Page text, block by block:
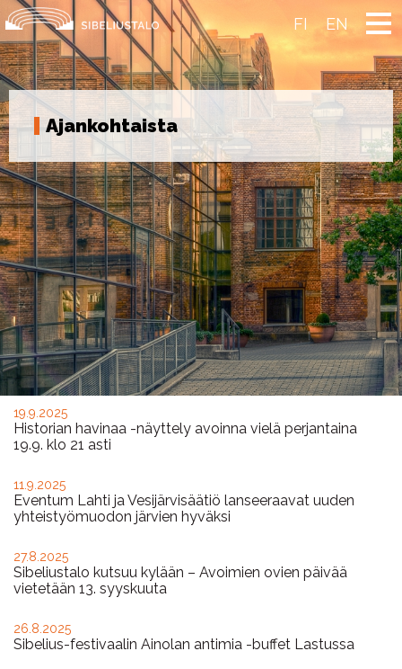
Skip
to
content
FI EN
Ajankohtaista
Ajankohtaista
19.9.2025
Historian havinaa -näyttely avoinna vielä perjantaina
19.9. klo 21 asti
11.9.2025
Eventum Lahti ja Vesijärvisäätiö lanseeraavat uuden
yhteistyömuodon järvien hyväksi
27.8.2025
Sibeliustalo kutsuu kylään – Avoimien ovien päivää
vietetään 13. syyskuuta
26.8.2025
Sibelius-festivaalin Ainolan antimia -buffet Lastussa